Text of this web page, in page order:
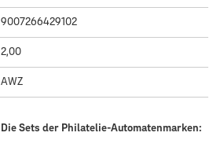
9007266429102
2,00
AWZ
Die Sets der Philatelie-Automatenmarken: